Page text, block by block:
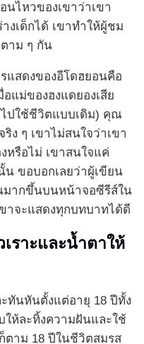
นไหวของเขาว่าเขา
งเด็กได้ เขาทำให้ผู้ชม
ตาม ๆ กัน
แสดงของอีโดฮยอนคือ
แม่ของฮงแดยองเสีย
ไปใช้ชีวิตแบบเดิม) คุณ
ง ๆ เขาไม่สนใจว่าเขา
หรือไม่ เขาสนใจแค่
น ขอบอกเลยว่าผู้เขียน
มากขึ้นบนหน้าจอซีรีส์ใน
าจะแสดงทุกบทบาทได้ดี
ราะและน้ำตาให้
ทันหันตั้งแต่อายุ 18 ปีทั้ง
ให้ละทิ้งความฝันและใช้
ตาม 18 ปีในชีวิตสมรส